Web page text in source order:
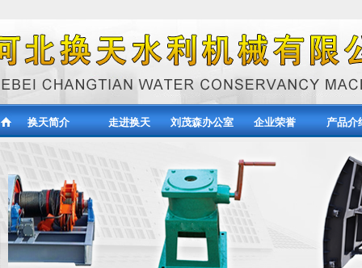
换天简介 走进换天 刘茂森办公室 企业荣誉 产品介